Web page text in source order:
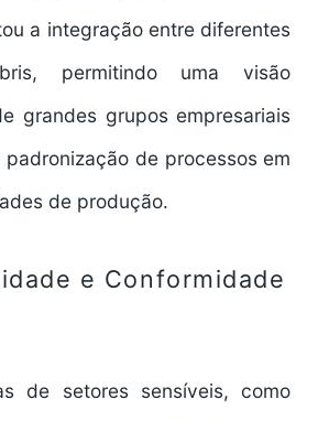
a integração entre diferentes
permitindo uma visão
grandes grupos empresariais
de processos em
de produção.
e Conformidade
de setores sensíveis, como